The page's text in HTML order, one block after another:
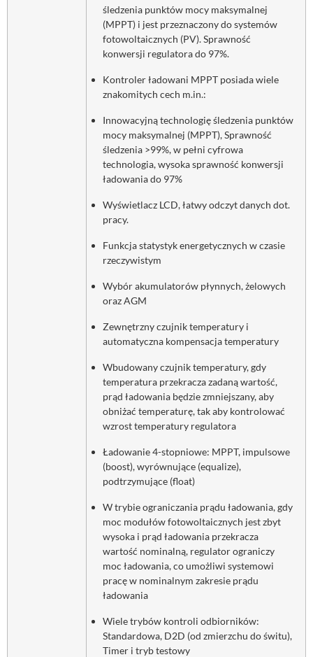
śledzenia punktów mocy maksymalnej
(MPPT) i jest przeznaczony do systemów
fotowoltaicznych (PV). Sprawność
konwersji regulatora do 97%.
Kontroler ładowani MPPT posiada wiele
znakomitych cech m.in.:
Innowacyjną technologię śledzenia punktów
mocy maksymalnej (MPPT), Sprawność
śledzenia >99%, w pełni cyfrowa
technologia, wysoka sprawność konwersji
ładowania do 97%
Wyświetlacz LCD, łatwy odczyt danych dot.
pracy.
Funkcja statystyk energetycznych w czasie
rzeczywistym
Wybór akumulatorów płynnych, żelowych
oraz AGM
Zewnętrzny czujnik temperatury i
automatyczna kompensacja temperatury
Wbudowany czujnik temperatury, gdy
temperatura przekracza zadaną wartość,
prąd ładowania będzie zmniejszany, aby
obniżać temperaturę, tak aby kontrolować
wzrost temperatury regulatora
‎Ładowanie 4-stopniowe: MPPT, impulsowe
(boost), wyrównujące (equalize),
podtrzymujące (float)
W trybie ograniczania prądu ładowania, gdy
moc modułów fotowoltaicznych jest zbyt
wysoka i prąd ładowania przekracza
wartość nominalną, regulator ograniczy
moc ładowania, co umożliwi systemowi
pracę w nominalnym zakresie prądu
ładowania
Wiele trybów kontroli odbiorników:
Standardowa, D2D (od zmierzchu do świtu),
Timer i tryb testowy